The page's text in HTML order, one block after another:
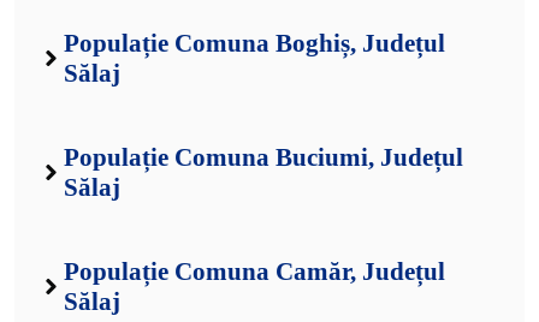
Populație Comuna Boghiș, Județul
Sălaj
Populație Comuna Buciumi, Județul
Sălaj
Populație Comuna Camăr, Județul
Sălaj